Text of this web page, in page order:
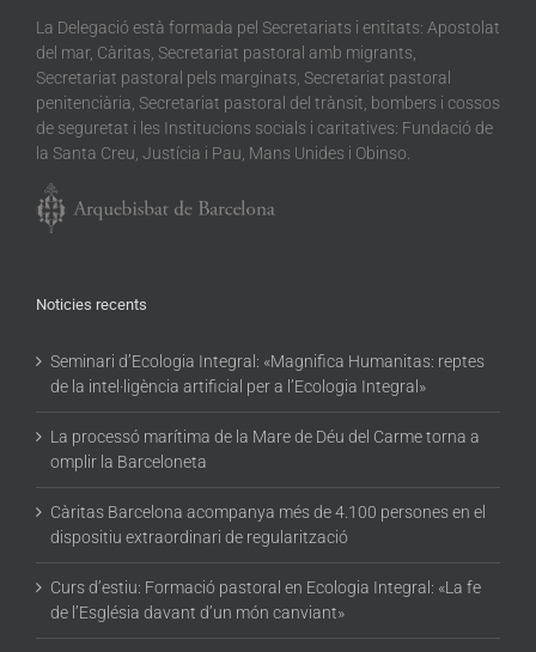
La Delegació està formada pel Secretariats i entitats: Apostolat
del mar, Càritas, Secretariat pastoral amb migrants,
Secretariat pastoral pels marginats, Secretariat pastoral
penitenciària, Secretariat pastoral del trànsit, bombers i cossos
de seguretat i les Institucions socials i caritatives: Fundació de
la Santa Creu, Justícia i Pau, Mans Unides i Obinso.
Noticies recents
Seminari d’Ecologia Integral: «Magnifica Humanitas: reptes
de la intel·ligència artificial per a l’Ecologia Integral»
La processó marítima de la Mare de Déu del Carme torna a
omplir la Barceloneta
Càritas Barcelona acompanya més de 4.100 persones en el
dispositiu extraordinari de regularització
Curs d’estiu: Formació pastoral en Ecologia Integral: «La fe
de l’Església davant d’un món canviant»